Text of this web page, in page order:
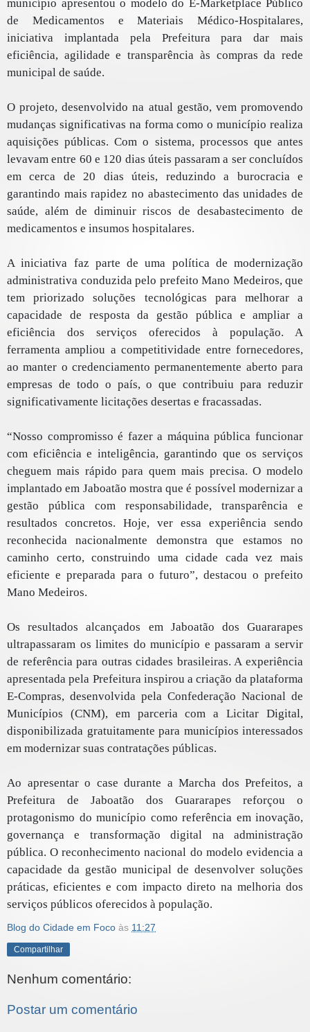
município apresentou o modelo do E-Marketplace Público
de Medicamentos e Materiais Médico-Hospitalares,
iniciativa implantada pela Prefeitura para dar mais
eficiência, agilidade e transparência às compras da rede
municipal de saúde.
O projeto, desenvolvido na atual gestão, vem promovendo
mudanças significativas na forma como o município realiza
aquisições públicas. Com o sistema, processos que antes
levavam entre 60 e 120 dias úteis passaram a ser concluídos
em cerca de 20 dias úteis, reduzindo a burocracia e
garantindo mais rapidez no abastecimento das unidades de
saúde, além de diminuir riscos de desabastecimento de
medicamentos e insumos hospitalares.
A iniciativa faz parte de uma política de modernização
administrativa conduzida pelo prefeito Mano Medeiros, que
tem priorizado soluções tecnológicas para melhorar a
capacidade de resposta da gestão pública e ampliar a
eficiência dos serviços oferecidos à população. A
ferramenta ampliou a competitividade entre fornecedores,
ao manter o credenciamento permanentemente aberto para
empresas de todo o país, o que contribuiu para reduzir
significativamente licitações desertas e fracassadas.
“Nosso compromisso é fazer a máquina pública funcionar
com eficiência e inteligência, garantindo que os serviços
cheguem mais rápido para quem mais precisa. O modelo
implantado em Jaboatão mostra que é possível modernizar a
gestão pública com responsabilidade, transparência e
resultados concretos. Hoje, ver essa experiência sendo
reconhecida nacionalmente demonstra que estamos no
caminho certo, construindo uma cidade cada vez mais
eficiente e preparada para o futuro”, destacou o prefeito
Mano Medeiros.
Os resultados alcançados em Jaboatão dos Guararapes
ultrapassaram os limites do município e passaram a servir
de referência para outras cidades brasileiras. A experiência
apresentada pela Prefeitura inspirou a criação da plataforma
E-Compras, desenvolvida pela Confederação Nacional de
Municípios (CNM), em parceria com a Licitar Digital,
disponibilizada gratuitamente para municípios interessados
em modernizar suas contratações públicas.
Ao apresentar o case durante a Marcha dos Prefeitos, a
Prefeitura de Jaboatão dos Guararapes reforçou o
protagonismo do município como referência em inovação,
governança e transformação digital na administração
pública. O reconhecimento nacional do modelo evidencia a
capacidade da gestão municipal de desenvolver soluções
práticas, eficientes e com impacto direto na melhoria dos
serviços públicos oferecidos à população.
Blog do Cidade em Foco às 11:27
Compartilhar
Nenhum comentário:
Postar um comentário